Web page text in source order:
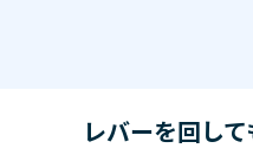
レバーを回し